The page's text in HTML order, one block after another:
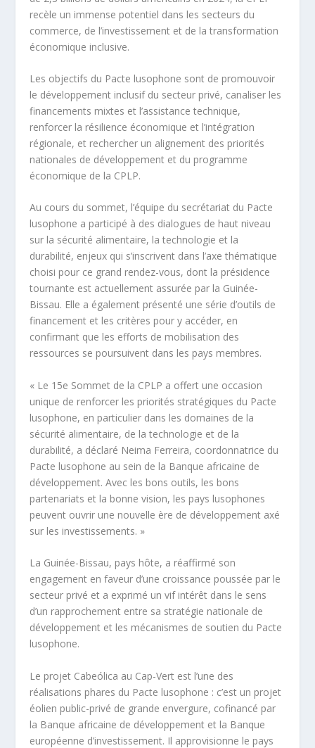
recèle un immense potentiel dans les secteurs du
commerce, de l’investissement et de la transformation
économique inclusive.
Les objectifs du Pacte lusophone sont de promouvoir
le développement inclusif du secteur privé, canaliser les
financements mixtes et l’assistance technique,
renforcer la résilience économique et l’intégration
régionale, et rechercher un alignement des priorités
nationales de développement et du programme
économique de la CPLP.
Au cours du sommet, l’équipe du secrétariat du Pacte
lusophone a participé à des dialogues de haut niveau
sur la sécurité alimentaire, la technologie et la
durabilité, enjeux qui s’inscrivent dans l’axe thématique
choisi pour ce grand rendez-vous, dont la présidence
tournante est actuellement assurée par la Guinée-
Bissau. Elle a également présenté une série d’outils de
financement et les critères pour y accéder, en
confirmant que les efforts de mobilisation des
ressources se poursuivent dans les pays membres.
« Le 15e Sommet de la CPLP a offert une occasion
unique de renforcer les priorités stratégiques du Pacte
lusophone, en particulier dans les domaines de la
sécurité alimentaire, de la technologie et de la
durabilité, a déclaré Neima Ferreira, coordonnatrice du
Pacte lusophone au sein de la Banque africaine de
développement. Avec les bons outils, les bons
partenariats et la bonne vision, les pays lusophones
peuvent ouvrir une nouvelle ère de développement axé
sur les investissements. »
La Guinée-Bissau, pays hôte, a réaffirmé son
engagement en faveur d’une croissance poussée par le
secteur privé et a exprimé un vif intérêt dans le sens
d’un rapprochement entre sa stratégie nationale de
développement et les mécanismes de soutien du Pacte
lusophone.
Le projet Cabeólica au Cap-Vert est l’une des
réalisations phares du Pacte lusophone : c’est un projet
éolien public-privé de grande envergure, cofinancé par
la Banque africaine de développement et la Banque
européenne d’investissement. Il approvisionne le pays